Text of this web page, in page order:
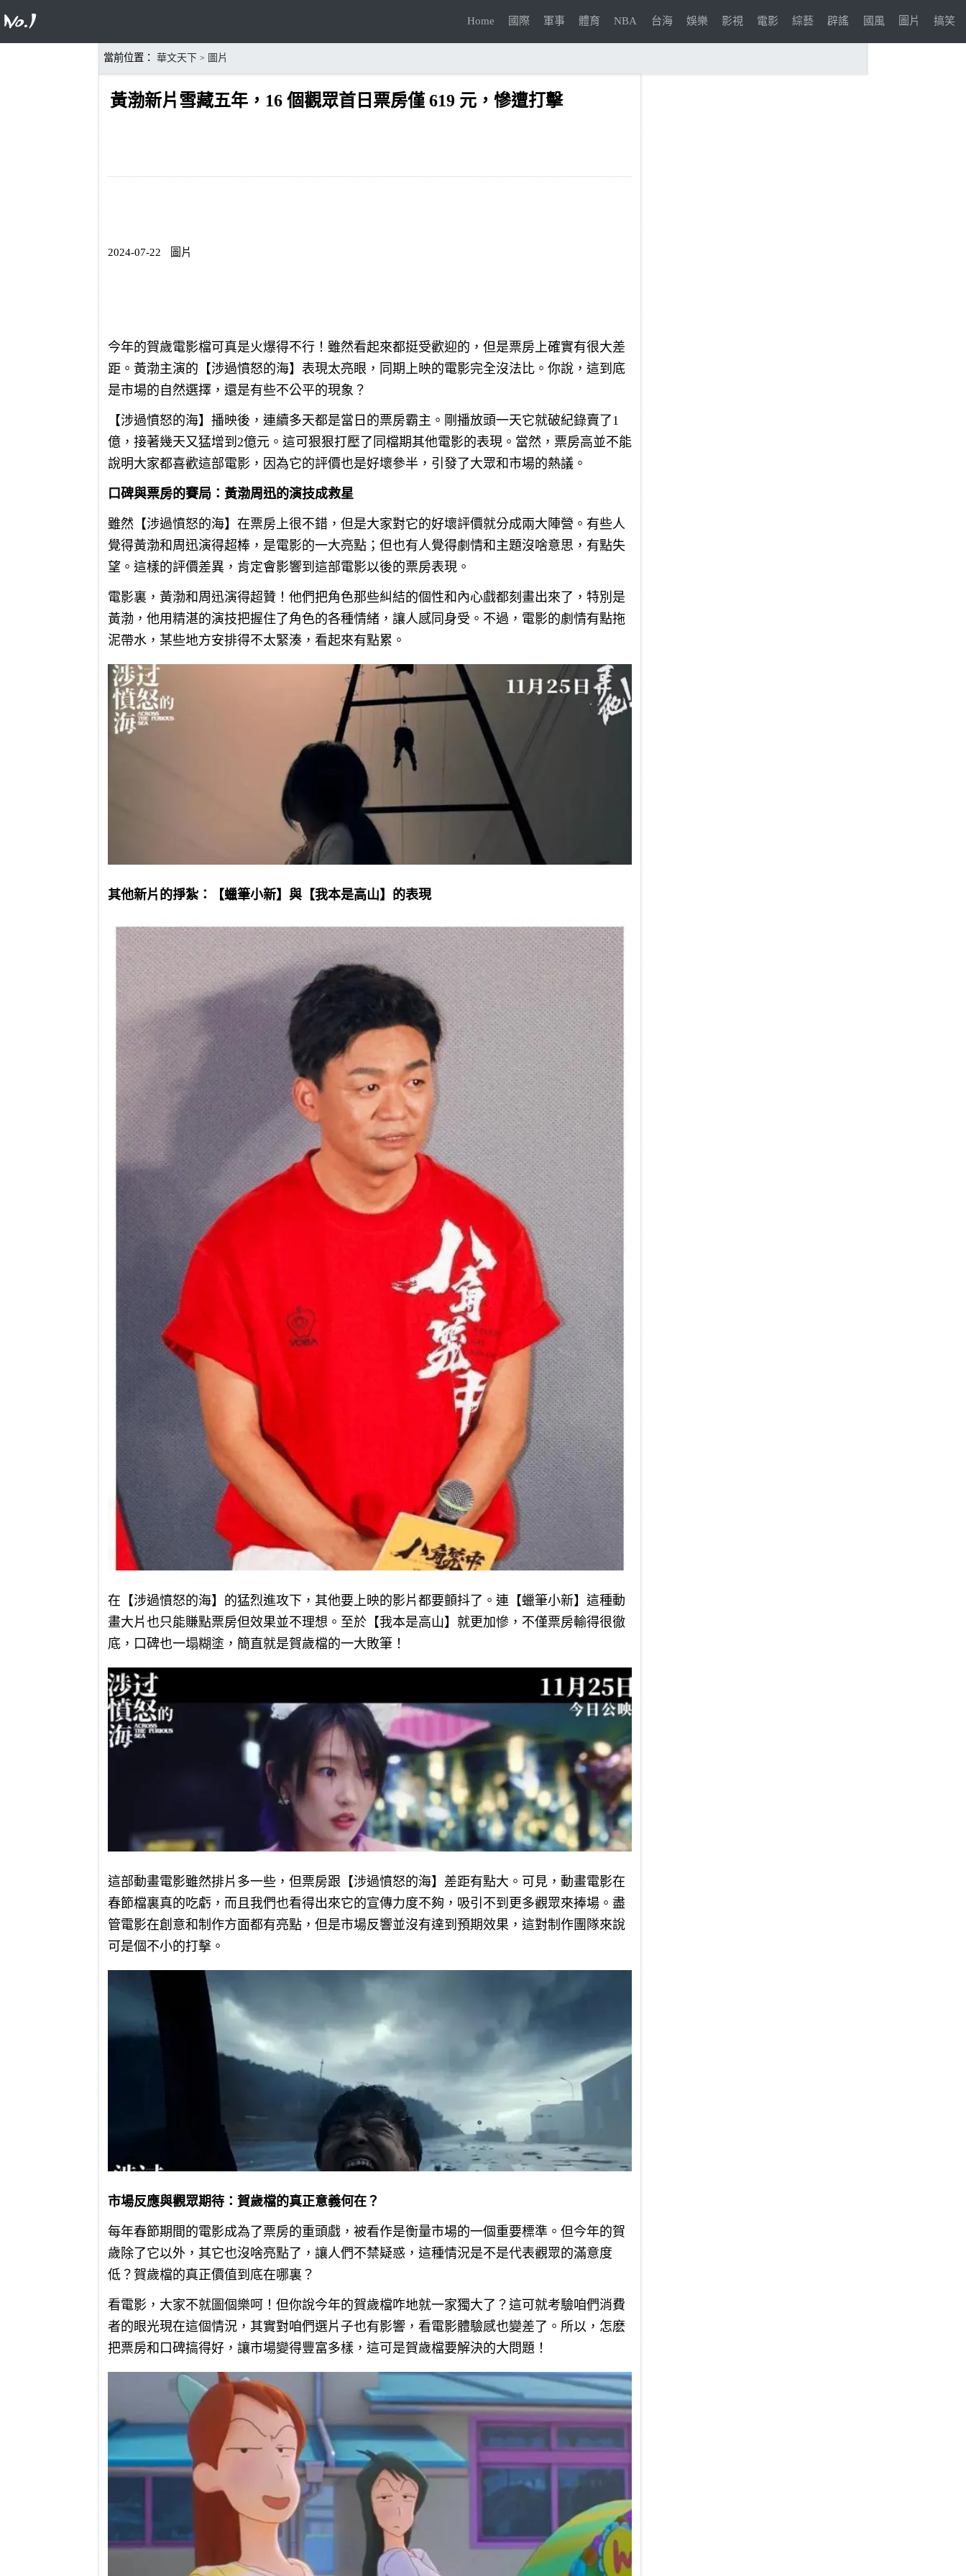
Home 國際 軍事 體育 NBA 台海 娛樂 影視 電影 綜藝 辟謠 國風 圖片 搞笑
當前位置： 華文天下 > 圖片
黃渤新片雪藏五年，16 個觀眾首日票房僅 619 元，慘遭打擊
2024-07-22 圖片
今年的賀歲電影檔可真是火爆得不行！雖然看起來都挺受歡迎的，但是票房上確實有很大差
距。黃渤主演的【涉過憤怒的海】表現太亮眼，同期上映的電影完全沒法比。你說，這到底
是市場的自然選擇，還是有些不公平的現象？
【涉過憤怒的海】播映後，連續多天都是當日的票房霸主。剛播放頭一天它就破紀錄賣了1
億，接著幾天又猛增到2億元。這可狠狠打壓了同檔期其他電影的表現。當然，票房高並不能
說明大家都喜歡這部電影，因為它的評價也是好壞參半，引發了大眾和市場的熱議。
口碑與票房的賽局：黃渤周迅的演技成救星
雖然【涉過憤怒的海】在票房上很不錯，但是大家對它的好壞評價就分成兩大陣營。有些人
覺得黃渤和周迅演得超棒，是電影的一大亮點；但也有人覺得劇情和主題沒啥意思，有點失
望。這樣的評價差異，肯定會影響到這部電影以後的票房表現。
電影裏，黃渤和周迅演得超贊！他們把角色那些糾結的個性和內心戲都刻畫出來了，特別是
黃渤，他用精湛的演技把握住了角色的各種情緒，讓人感同身受。不過，電影的劇情有點拖
泥帶水，某些地方安排得不太緊湊，看起來有點累。
其他新片的掙紮：【蠟筆小新】與【我本是高山】的表現
在【涉過憤怒的海】的猛烈進攻下，其他要上映的影片都要顫抖了。連【蠟筆小新】這種動
畫大片也只能賺點票房但效果並不理想。至於【我本是高山】就更加慘，不僅票房輸得很徹
底，口碑也一塌糊塗，簡直就是賀歲檔的一大敗筆！
這部動畫電影雖然排片多一些，但票房跟【涉過憤怒的海】差距有點大。可見，動畫電影在
春節檔裏真的吃虧，而且我們也看得出來它的宣傳力度不夠，吸引不到更多觀眾來捧場。盡
管電影在創意和制作方面都有亮點，但是市場反響並沒有達到預期效果，這對制作團隊來說
可是個不小的打擊。
市場反應與觀眾期待：賀歲檔的真正意義何在？
每年春節期間的電影成為了票房的重頭戲，被看作是衡量市場的一個重要標準。但今年的賀
歲除了它以外，其它也沒啥亮點了，讓人們不禁疑惑，這種情況是不是代表觀眾的滿意度
低？賀歲檔的真正價值到底在哪裏？
看電影，大家不就圖個樂呵！但你說今年的賀歲檔咋地就一家獨大了？這可就考驗咱們消費
者的眼光現在這個情況，其實對咱們選片子也有影響，看電影體驗感也變差了。所以，怎麽
把票房和口碑搞得好，讓市場變得豐富多樣，這可是賀歲檔要解決的大問題！